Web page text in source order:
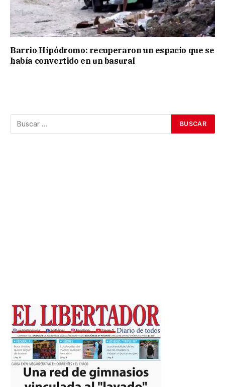
Barrio Hipódromo: recuperaron un espacio que se
había convertido en un basural